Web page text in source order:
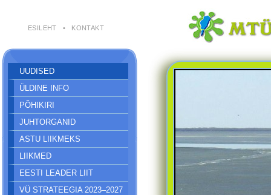
ESILEHT • KONTAKT
UUDISED
ÜLDINE INFO
PÕHIKIRI
JUHTORGANID
ASTU LIIKMEKS
LIIKMED
EESTI LEADER LIIT
VÜ STRATEEGIA 2023–2027